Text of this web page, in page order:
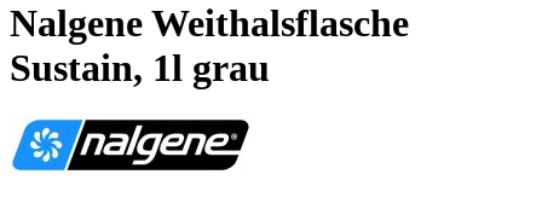
Nalgene Weithalsflasche
Sustain, 1l grau